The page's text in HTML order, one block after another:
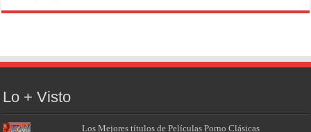
Lo + Visto
Los Mejores títulos de Películas Porno Clásicas